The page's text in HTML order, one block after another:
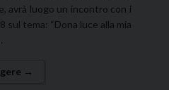
avrà luogo un incontro con i
sul tema: “Dona luce alla mia
→